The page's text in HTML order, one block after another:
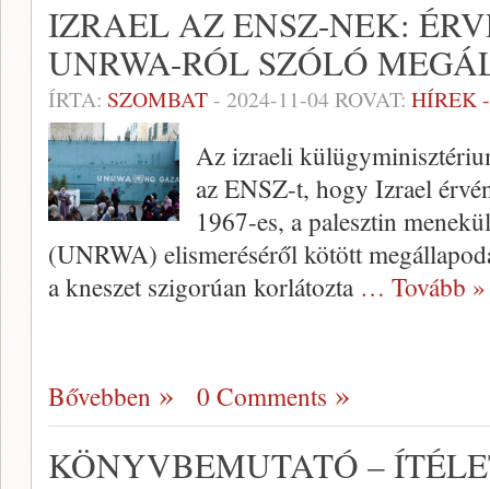
IZRAEL AZ ENSZ-NEK:
UNRWA-RÓL SZÓLÓ
ÍRTA: SZOMBAT- 2024-11-04ROVAT: HÍREK
Az izraeli
az ENSZ-t, hogy Izrael
1967-es, a palesztin
(UNRWA) elismeréséről kötött
a kneszet szigorúan korlátozta … Tovább »
Bővebben 0 Comments
KÖNYVBEMUTATÓ –